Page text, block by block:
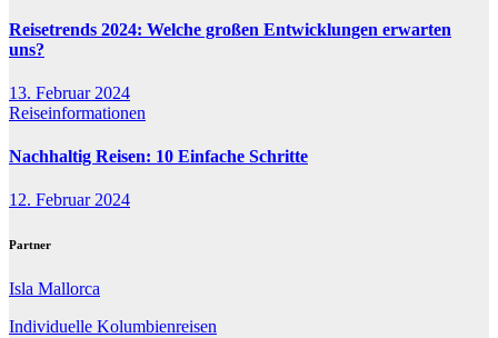
Reisetrends 2024: Welche großen Entwicklungen erwarten
uns?
13. Februar 2024
Reiseinformationen
Nachhaltig Reisen: 10 Einfache Schritte
12. Februar 2024
Partner
Isla Mallorca
Individuelle Kolumbienreisen